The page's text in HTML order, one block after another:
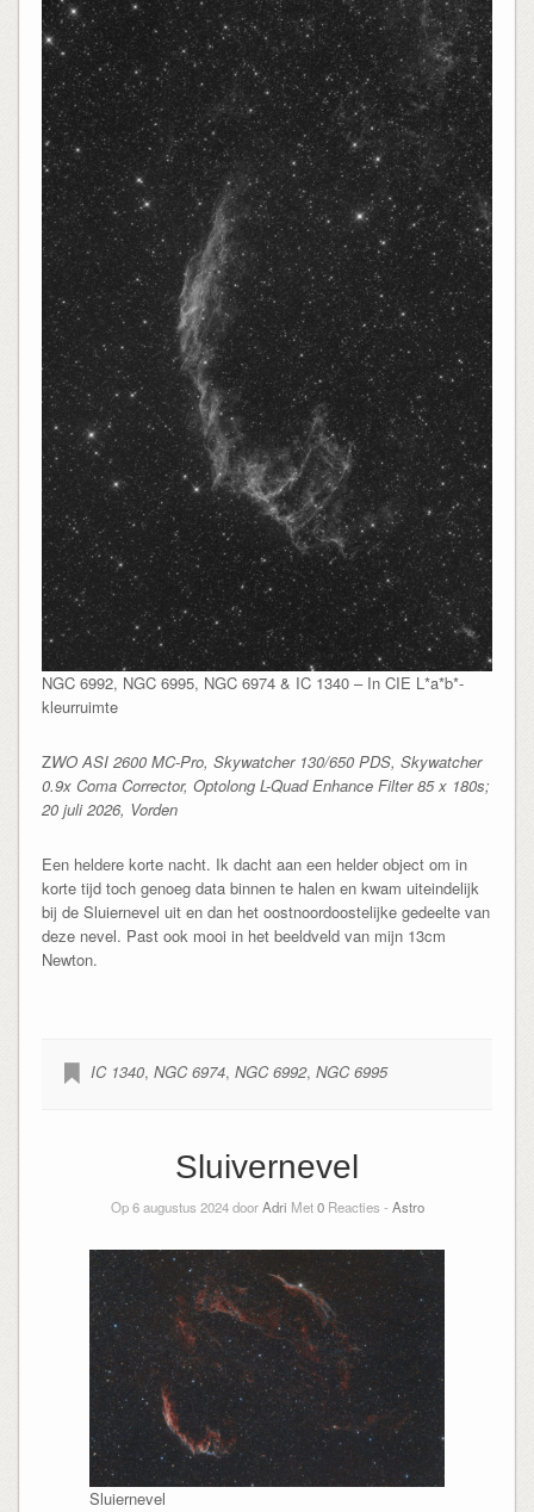
NGC 6992, NGC 6995, NGC 6974 & IC 1340 – In CIE L*a*b*-
kleurruimte
ZWO ASI 2600 MC-Pro, Skywatcher 130/650 PDS, Skywatcher
0.9x Coma Corrector, Optolong L-Quad Enhance Filter 85 x 180s;
20 juli 2026, Vorden
Een heldere korte nacht. Ik dacht aan een helder object om in
korte tijd toch genoeg data binnen te halen en kwam uiteindelijk
bij de Sluiernevel uit en dan het oostnoordoostelijke gedeelte van
deze nevel. Past ook mooi in het beeldveld van mijn 13cm
Newton.
IC 1340, NGC 6974, NGC 6992, NGC 6995
Sluivernevel
Op 6 augustus 2024 doorAdri Met0Reacties - Astro
Sluiernevel